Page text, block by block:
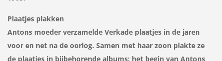
Plaatjes plakken
Antons moeder verzamelde Verkade plaatjes in de jaren
voor en net na de oorlog. Samen met haar zoon plakte ze
de plaatjes in bijbehorende albums: het begin van Antons